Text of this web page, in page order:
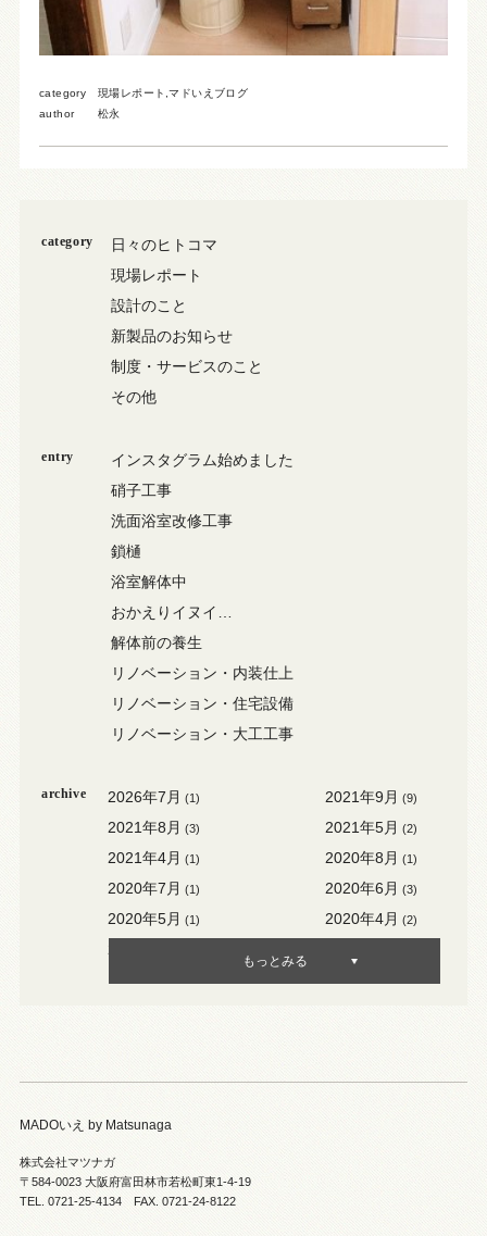
category 現場レポート ,マドいえブログ
author
松永
category
日々のヒトコマ
現場レポート
設計のこと
新製品のお知らせ
制度・サービスのこと
その他
entry
インスタグラム始めました
硝子工事
洗面浴室改修工事
鎖樋
浴室解体中
おかえりイヌイ…
解体前の養生
リノベーション・内装仕上
リノベーション・住宅設備
リノベーション・大工工事
archive 2026年7月 (1) 2021年9月 (9)
2021年8月 (3) 2021年5月 (2)
2021年4月 (1) 2020年8月 (1)
2020年7月 (1) 2020年6月 (3)
2020年5月 (1) 2020年4月 (2)
もっとみる
MADOいえ by Matsunaga
株式会社マツナガ
〒584-0023 大阪府富田林市若松町東1-4-19
TEL. 0721-25-4134 FAX. 0721-24-8122